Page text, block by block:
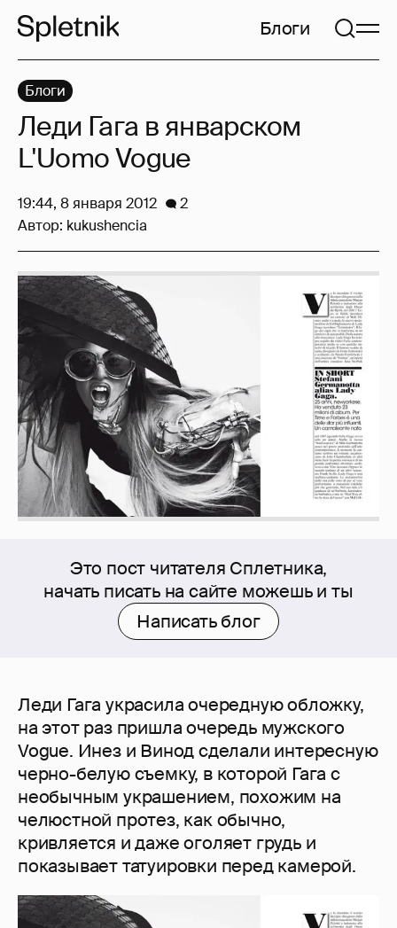
Блоги
Это пост читателя Сплетника,
начать писать на сайте можешь и ты
Написать блог
Леди Гага украсила очередную обложку,
на этот раз пришла очередь мужского
Vogue. Инез и Винод сделали интересную
черно-белую съемку, в которой Гага с
необычным украшением, похожим на
челюстной протез, как обычно,
кривляется и даже оголяет грудь и
показывает татуировки перед камерой.
Блоги
Леди Гага в январском
L'Uomo Vogue
19:44, 8 января 2012
2
Автор: kukushencia